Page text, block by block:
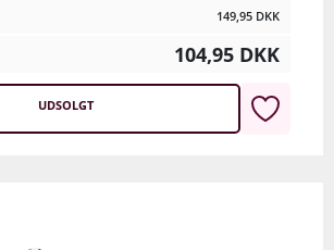
149,95 DKK
104,95 DKK
UDSOLGT